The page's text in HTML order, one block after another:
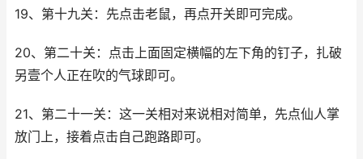
19、第十九关：先点击老鼠，再点开关即可完成。
20、第二十关：点击上面固定横幅的左下角的钉子，扎破
另壹个人正在吹的气球即可。
21、第二十一关：这一关相对来说相对简单，先点仙人掌
放门上，接着点击自己跑路即可。